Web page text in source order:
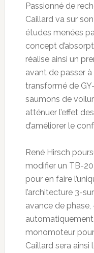
Passionné de
Caillard va sur
études menées
concept
réalise ainsi un
avant de passer
transformé de
saumons de
atténuer l’effet
d’améliorer le
René Hirsch
modifier un TB-20
pour en faire
l’architecture 3-
avance de
monomoteur
Caillard sera